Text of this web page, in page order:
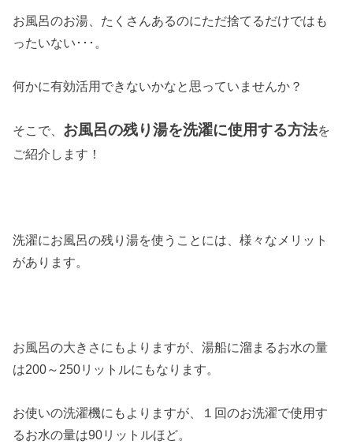
お風呂のお湯、たくさんあるのにただ捨てるだけではも
ったいない･･･。
何かに有効活用できないかなと思っていませんか？
そこで、 お風呂の残り湯を洗濯に使用する方法を
ご紹介します！
洗濯にお風呂の残り湯を使うことには、様々なメリット
があります。
お風呂の大きさにもよりますが、湯船に溜まるお水の量
は200～250リットルにもなります。
お使いの洗濯機にもよりますが、１回のお洗濯で使用す
るお水の量は90リットルほど。